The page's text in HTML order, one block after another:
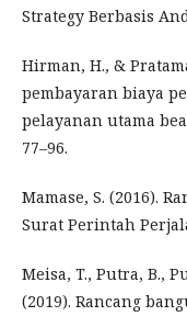
Strategy Berbasis
Hirman, H., &
pembayaran biaya
pelayanan utama
77–96.
Mamase, S. (2016).
Surat Perintah
Meisa, T., Putra, B.,
(2019). Rancang